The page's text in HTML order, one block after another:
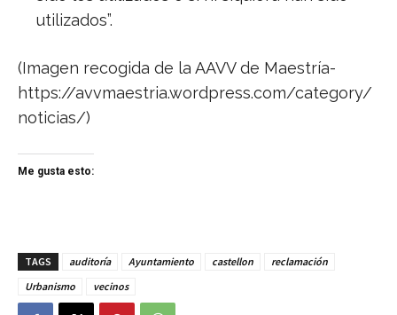
utilizados”.
(Imagen recogida de la AAVV de Maestría-
https://avvmaestria.wordpress.com/category/
noticias/)
Me gusta esto:
TAGS auditoría Ayuntamiento castellon
reclamación
Urbanismo
vecinos